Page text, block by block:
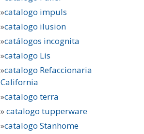
»catalogo impuls
»catalogo ilusion
»catálogos incognita
»catalogo Lis
»catalogo Refaccionaria
California
»catalogo terra
»catalogo tupperware
»catalogo Stanhome